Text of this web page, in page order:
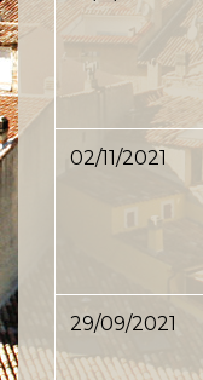
02/11/2021
29/09/2021